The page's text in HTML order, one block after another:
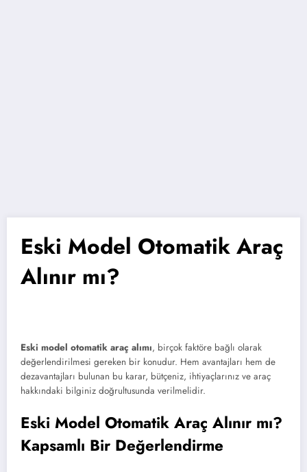
Eski Model Otomatik Araç
Alınır mı?
Eski model otomatik araç alımı, birçok faktöre bağlı olarak
değerlendirilmesi gereken bir konudur. Hem avantajları hem de
dezavantajları bulunan bu karar, bütçeniz, ihtiyaçlarınız ve araç
hakkındaki bilginiz doğrultusunda verilmelidir.
Eski Model Otomatik Araç Alınır mı?
Kapsamlı Bir Değerlendirme